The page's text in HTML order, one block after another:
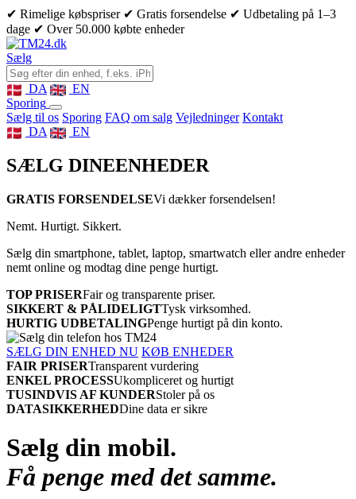
✔ Rimelige købspriser ✔ Gratis forsendelse ✔ Udbetaling på 1–3
dage ✔ Over 50.000 købte enheder
Sælg
DA
EN
Sporing
Sælg til os Sporing FAQ om salg Vejledninger Kontakt
DA
EN
SÆLG DINEENHEDER
GRATIS FORSENDELSEVi dækker forsendelsen!
Nemt. Hurtigt. Sikkert.
Sælg din smartphone, tablet, laptop, smartwatch eller andre enheder
nemt online og modtag dine penge hurtigt.
TOP PRISERFair og transparente priser.
SIKKERT & PÅLIDELIGTTysk virksomhed.
HURTIG UDBETALINGPenge hurtigt på din konto.
SÆLG DIN ENHED NU KØB ENHEDER
FAIR PRISERTransparent vurdering
ENKEL PROCESSUkompliceret og hurtigt
TUSINDVIS AF KUNDERStoler på os
DATASIKKERHEDDine data er sikre
Sælg din mobil.
Få penge med det samme.